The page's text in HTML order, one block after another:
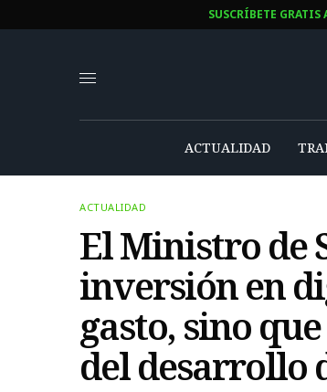
SUSCRÍBETE
ACTUALIDAD
ACTUALIDAD
El Ministro de
inversión en
gasto, sino
del desarrollo